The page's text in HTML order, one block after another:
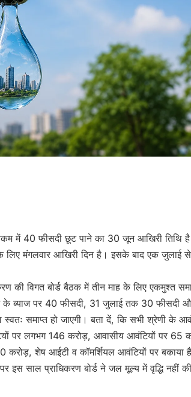
रकम में 40 फीसदी छूट पाने का 30 जून आखिरी तिथि
लिए मंगलवार आखिरी दिन है। इसके बाद एक जुलाई
की विगत बोर्ड बैठक में तीन माह के लिए एकमुश्त
के ब्याज पर 40 फीसदी, 31 जुलाई तक 30 फीसदी
समाप्त हो जाएगी। बता दें, कि सभी श्रेणी के
पर लगभग 146 करोड़, आवासीय आवंटियों पर 65
करोड़, शेष आईटी व कॉमर्शियल आवंटियों पर बकाया
इस साल प्राधिकरण बोर्ड ने जल मूल्य में वृद्धि नहीं